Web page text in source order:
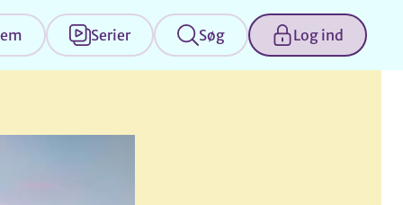
Serier Søg Log ind